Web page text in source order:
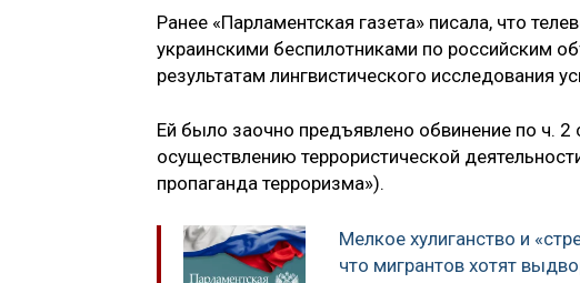
Ранее «Парламентская газета» писала, что
украинскими беспилотниками по российским
результатам лингвистического исследования
Ей было заочно предъявлено обвинение по ч.
осуществлению террористической
пропаганда терроризма»).
Мелкое хулиганство и
что мигрантов хотят